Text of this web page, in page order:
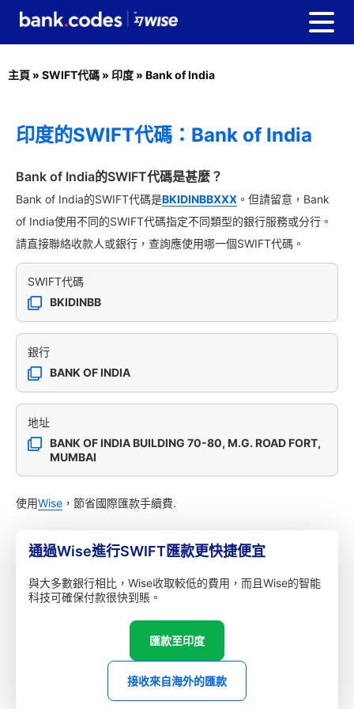
主頁 » SWIFT代碼 » 印度 » Bank of India
印度的SWIFT代碼：Bank of India
Bank of India的SWIFT代碼是甚麼？
Bank of India的SWIFT代碼是BKIDINBBXXX 。但請留意，Bank
of India使用不同的SWIFT代碼指定不同類型的銀行服務或分行。
請直接聯絡收款人或銀行，查詢應使用哪一個SWIFT代碼。
SWIFT代碼
BKIDINBB
銀行
BANK OF INDIA
地址
BANK OF INDIA BUILDING 70-80, M.G. ROAD FORT,
MUMBAI
使用Wise ，節省國際匯款手續費.
通過Wise進行SWIFT匯款更快捷便宜
與大多數銀行相比，Wise收取較低的費用，而且Wise的智能
科技可確保付款很快到賬。
匯款至印度
接收來自海外的匯款